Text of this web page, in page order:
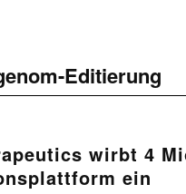
Editierung
wirbt 4
ein